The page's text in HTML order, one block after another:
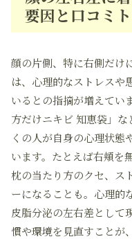
要因と口コミ
顔の片側、特に右側だけ
は、心理的なストレスや
いるとの指摘が増えてい
方だけニキビ 知恵袋」
くの人が自身の心理状態
います。たとえば右頬を
枕の当たり方のクセ、ス
ーになることも。心理的
皮脂分泌の左右差として
慣や環境を見直すことが